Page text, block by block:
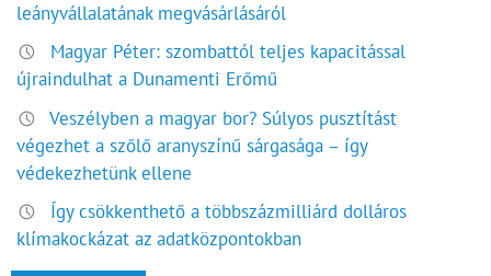
leányvállalatának megvásárlásáról
Magyar Péter: szombattól teljes kapacitással
újraindulhat a Dunamenti Erőmű
Veszélyben a magyar bor? Súlyos pusztítást
végezhet a szőlő aranyszínű sárgasága – így
védekezhetünk ellene
Így csökkenthető a többszázmilliárd dolláros
klímakockázat az adatközpontokban